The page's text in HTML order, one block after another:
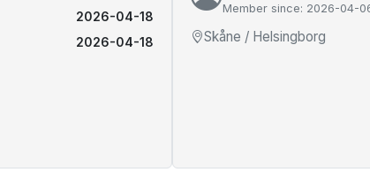
2026-04-18
2026-04-18
Member since: 2026-04-
Skåne / Helsingborg